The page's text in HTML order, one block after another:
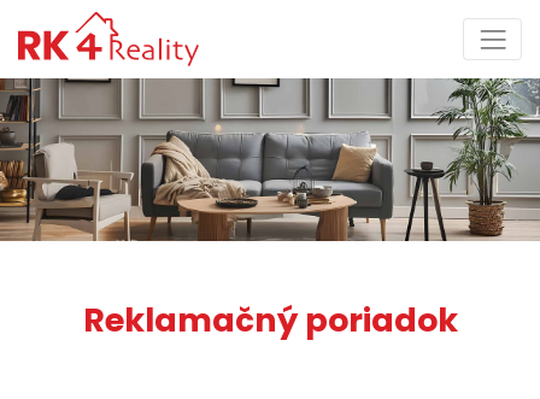
Reklamačný poriadok